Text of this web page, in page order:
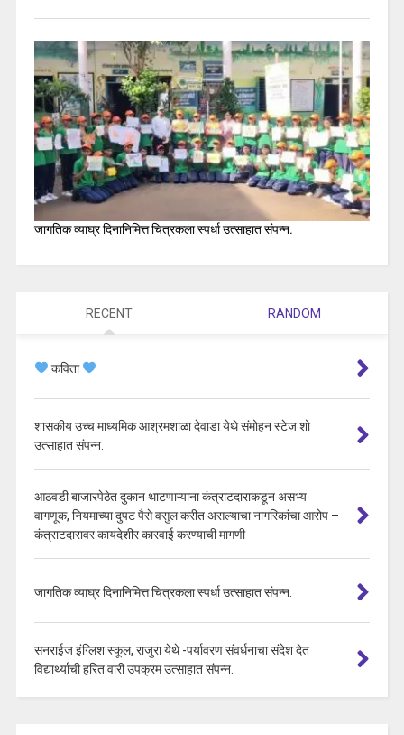
जागतिक व्याघ्र दिनानिमित्त चित्रकला स्पर्धा उत्साहात संपन्न.
RECENT RANDOM
कविता
शासकीय उच्च माध्यमिक आश्रमशाळा देवाडा येथे संमोहन स्टेज शो
उत्साहात संपन्न.
आठवडी बाजारपेठेत दुकान थाटणाऱ्याना कंत्राटदाराकडून असभ्य
वागणूक, नियमाच्या दुपट पैसे वसुल करीत असल्याचा नागरिकांचा आरोप –
कंत्राटदारावर कायदेशीर कारवाई करण्याची मागणी
जागतिक व्याघ्र दिनानिमित्त चित्रकला स्पर्धा उत्साहात संपन्न.
सनराईज इंग्लिश स्कूल, राजुरा येथे -पर्यावरण संवर्धनाचा संदेश देत
विद्यार्थ्यांची हरित वारी उपक्रम उत्साहात संपन्न.